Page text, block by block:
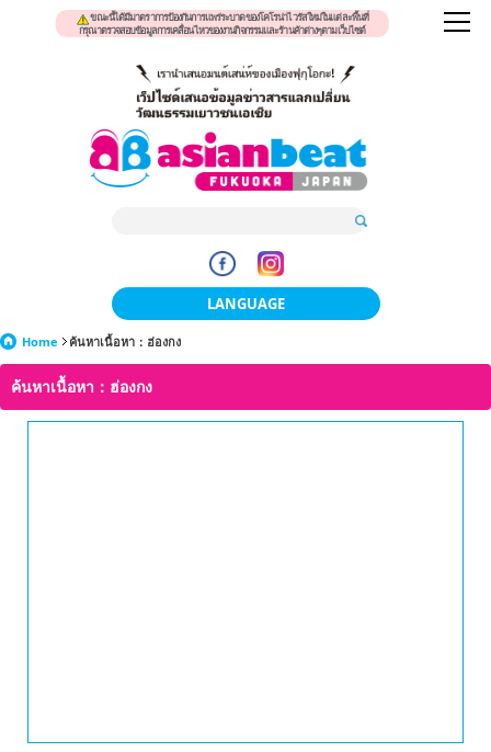
ขณะนี้ได้มีมาตราการป้องกันการแพร่ระบาดของโคโรน่าไวรัสใหม่ในแต่ละพื้นที่
กรุณาตรวจสอบข้อมูลการเคลื่อนไหวของงานกิจกรรมและร้านค้าต่างๆตามเว็บไซต์
LANGUAGE
Home ค้นหาเนื้อหา：ฮ่องกง
ค้นหาเนื้อหา：ฮ่องกง